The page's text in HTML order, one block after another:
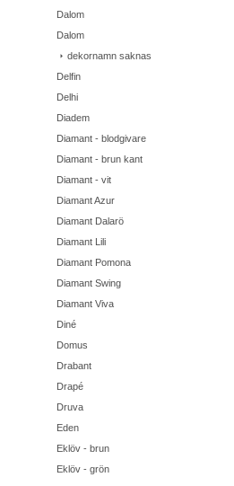
Dalom
Dalom
dekornamn saknas
Delfin
Delhi
Diadem
Diamant - blodgivare
Diamant - brun kant
Diamant - vit
Diamant Azur
Diamant Dalarö
Diamant Lili
Diamant Pomona
Diamant Swing
Diamant Viva
Diné
Domus
Drabant
Drapé
Druva
Eden
Eklöv - brun
Eklöv - grön